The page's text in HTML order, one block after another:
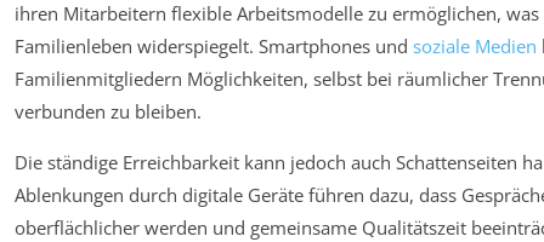
ihren Mitarbeitern flexible Arbeitsmodelle zu ermöglichen,
Familienleben widerspiegelt. Smartphones und soziale Medien
Familienmitgliedern Möglichkeiten, selbst bei räumlicher
verbunden zu bleiben.
Die ständige Erreichbarkeit kann jedoch auch Schattenseiten
Ablenkungen durch digitale Geräte führen dazu, dass
oberflächlicher werden und gemeinsame Qualitätszeit